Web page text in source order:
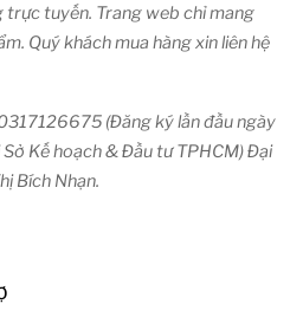
trực tuyến. Trang web chỉ mang
Quý khách mua hàng xin liên hệ
(Đăng ký lần đầu ngày
Kế hoạch & Đầu tư TPHCM) Đại
Bích Nhạn.